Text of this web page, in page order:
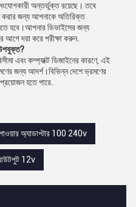
সংযোগকারী অন্তর্ভুক্ত রয়েছে। তবে
করার জন্য আপনাকে অতিরিক্ত
হবে।আপনার ডিভাইসের জন্য
আগে দয়া করে পরীক্ষা করুন.
এবং কম্প্যাক্ট ডিজাইনের কারণে, এই
জন্য আদর্শ।বিভিন্ন দেশে ভ্রমণের
হতে পারে.
অ্যাডাপ্টার 100 240v
12v